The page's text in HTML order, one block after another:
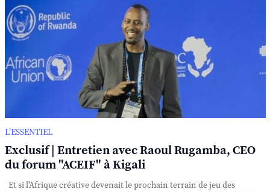
L’ESSENTIEL
Exclusif | Entretien avec Raoul Rugamba, CEO
du forum "ACEIF" à Kigali
Et si l'Afrique créative devenait le prochain terrain de jeu des